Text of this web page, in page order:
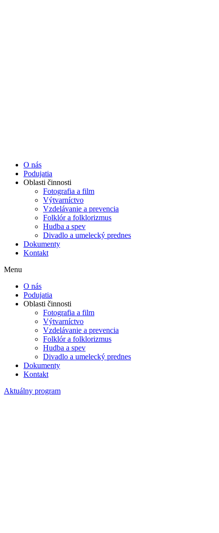
O nás
Podujatia
Oblasti činnosti
Fotografia a film
Výtvarníctvo
Vzdelávanie a prevencia
Folklór a folklorizmus
Hudba a spev
Divadlo a umelecký prednes
Dokumenty
Kontakt
Menu
O nás
Podujatia
Oblasti činnosti
Fotografia a film
Výtvarníctvo
Vzdelávanie a prevencia
Folklór a folklorizmus
Hudba a spev
Divadlo a umelecký prednes
Dokumenty
Kontakt
Aktuálny program